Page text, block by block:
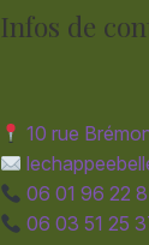
Infos de
10 rue
06 01 96 22
06 03 51 25